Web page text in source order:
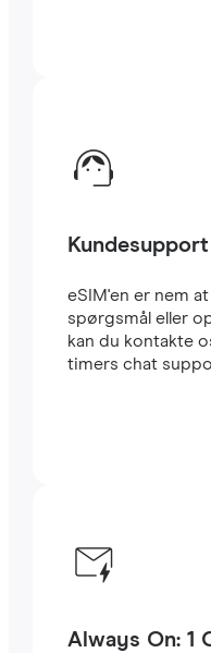
eSIM'en er nem
spørgsmål eller
kan du kontakte
timers chat
Always On: 1